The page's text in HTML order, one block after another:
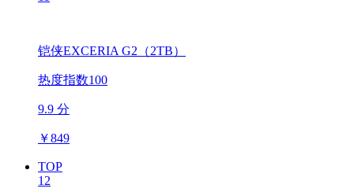
铠侠EXCERIA G2（2TB）
热度指数100
9.9 分
￥849
TOP
12